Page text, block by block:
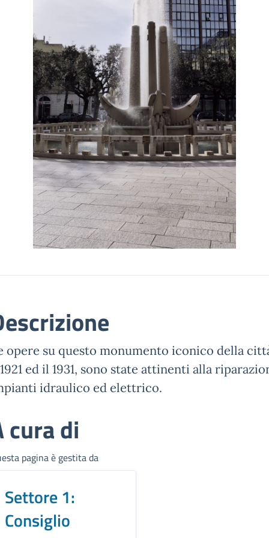
opere su questo monumento iconico della
ed il 1931, sono state attinenti alla
idraulico ed elettrico.
cura di
pagina è gestita da
Settore 1:
Consiglio